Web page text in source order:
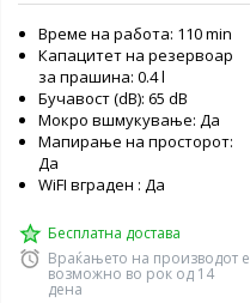
Време на работа: 110 min
Капацитет на резервоар
за прашина: 0.4 l
Бучавост (dB): 65 dB
Мокро вшмукување: Да
Мапирање на просторот:
Да
WiFI вграден : Да
Бесплатна достава
Враќањето на производот е
возможно во рок од 14
дена